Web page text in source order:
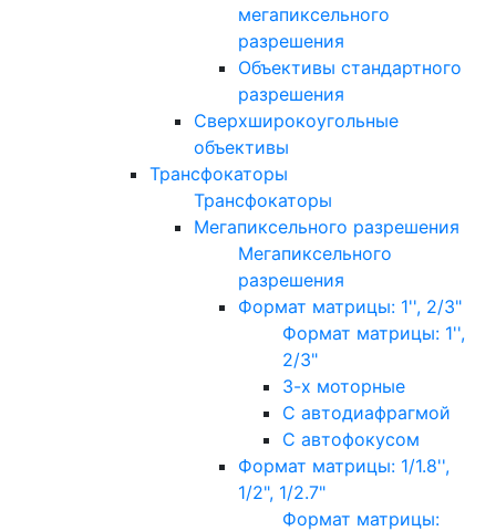
мегапиксельного
разрешения
Объективы стандартного
разрешения
Сверхширокоугольные
объективы
Трансфокаторы
Трансфокаторы
Мегапиксельного разрешения
Мегапиксельного
разрешения
Формат матрицы: 1'', 2/3"
Формат матрицы: 1'',
2/3"
3-х моторные
С автодиафрагмой
С автофокусом
Формат матрицы: 1/1.8'',
1/2", 1/2.7"
Формат матрицы: